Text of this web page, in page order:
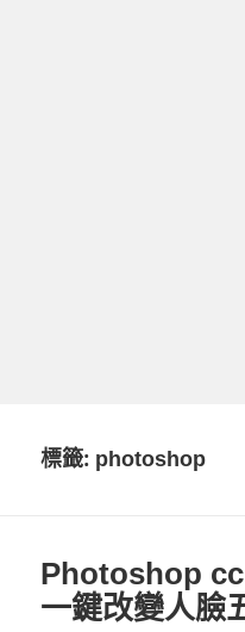
標籤: photoshop
Photoshop cc
一鍵改變人臉